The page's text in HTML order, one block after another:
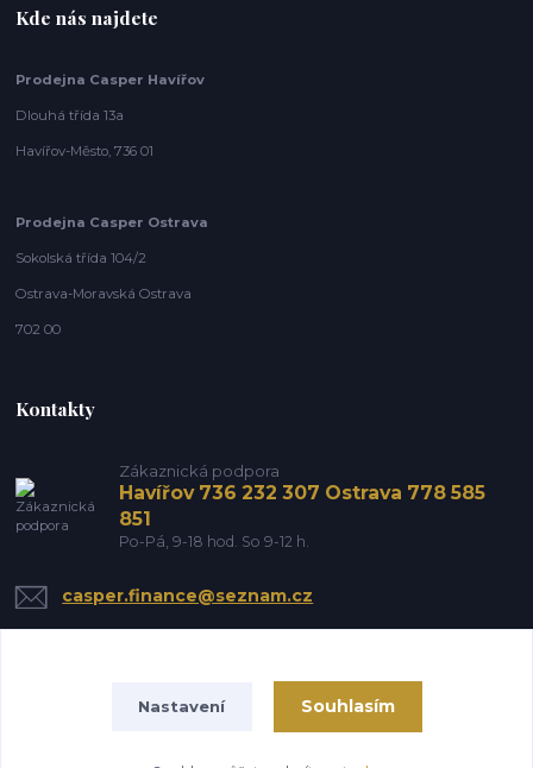
Kde nás najdete
Prodejna Casper Havířov
Dlouhá třída 13a
Havířov-Město, 736 01
Prodejna Casper Ostrava
Sokolská třída 104/2
Ostrava-Moravská Ostrava
702 00
Kontakty
Zákaznická podpora
Havířov 736 232 307 Ostrava 778 585
851
Po-Pá, 9-18 hod. So 9-12 h.
casper.finance@seznam.cz
Nastavení Souhlasím